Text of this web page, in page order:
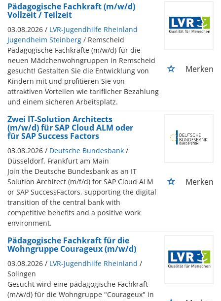
Pädagogische Fachkraft (m/w/d)
Vollzeit / Teilzeit
03.08.2026 / LVR-Jugendhilfe Rheinland
Jugendheim Steinberg / Remscheid
Pädagogische Fachkräfte (m/w/d) für die
neuen Mädchenwohngruppen in Remscheid
gesucht! Gestalten Sie die Entwicklung von
Kindern mit und profitieren Sie von
attraktiven Vorteilen wie tariflicher Bezahlung
und einem sicheren Arbeitsplatz.
Merken
Zwei IT-Solution Architects
(m/w/d) für SAP Cloud ALM oder
für SAP Success Factors
03.08.2026 / Deutsche Bundesbank /
Düsseldorf, Frankfurt am Main
Join the Deutsche Bundesbank as an IT
Solution Architect (m/f/d) for SAP Cloud ALM
or SAP SuccessFactors, supporting the digital
transition of the central bank with
competitive benefits and a positive work
environment.
Merken
Pädagogische Fachkraft für die
Wohngruppe Courageux (m/w/d)
03.08.2026 / LVR-Jugendhilfe Rheinland /
Solingen
Gesucht wird eine pädagogische Fachkraft
(m/w/d) für die Wohngruppe "Courageux" in